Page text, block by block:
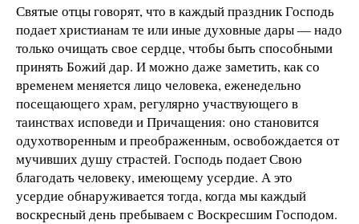
Святые отцы говорят, что в каждый праздник Господь
подает христианам те или иные духовные дары — надо
только очищать свое сердце, чтобы быть способными
принять Божий дар. И можно даже заметить, как со
временем меняется лицо человека, еженедельно
посещающего храм, регулярно участвующего в
таинствах исповеди и Причащения: оно становится
одухотворенным и преображенным, освобождается от
мучивших душу страстей. Господь подает Свою
благодать человеку, имеющему усердие. А это
усердие обнаруживается тогда, когда мы каждый
воскресный день пребываем с Воскресшим Господом.